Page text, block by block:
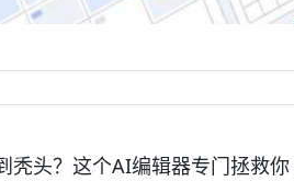
编辑器专门拯救你 AiEditor，它是一个专门接了AI能力的富文